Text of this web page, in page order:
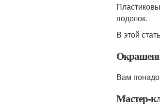
поделок.
В этой
Вам
Мастер-